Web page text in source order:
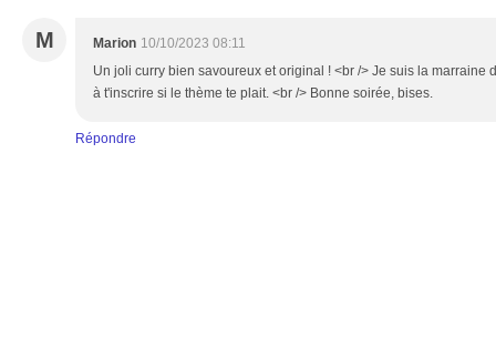
M Marion 10/10/2023 08:11
Un joli curry bien savoureux et original ! <br /> Je suis la marraine
à t'inscrire si le thème te plait. <br /> Bonne soirée, bises.
Répondre